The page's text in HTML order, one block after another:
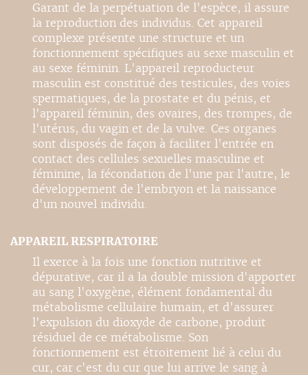
Garant de la perpétuation de l'espèce, il assure
la reproduction des individus. Cet appareil
complexe présente une structure et un
fonctionnement spécifiques au sexe masculin et
au sexe féminin. L'appareil reproducteur
masculin est constitué des testicules, des voies
spermatiques, de la prostate et du pénis, et
l'appareil féminin, des ovaires, des trompes, de
l'utérus, du vagin et de la vulve. Ces organes
sont disposés de façon à faciliter l'entrée en
contact des cellules sexuelles masculine et
féminine, la fécondation de l'une par l'autre, le
développement de l'embryon et la naissance
d'un nouvel individu.
APPAREIL RESPIRATOIRE
Il exerce à la fois une fonction nutritive et
dépurative, car il a la double mission d'apporter
au sang l'oxygène, élément fondamental du
métabolisme cellulaire humain, et d'assurer
l'expulsion du dioxyde de carbone, produit
résiduel de ce métabolisme. Son
fonctionnement est étroitement lié à celui du
cur, car c'est du cur que lui arrive le sang à